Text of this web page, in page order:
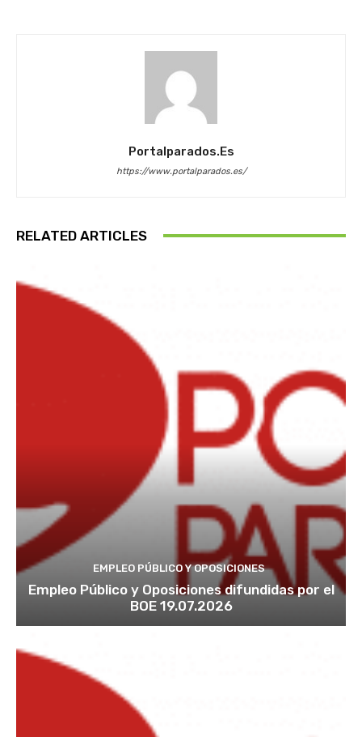
Portalparados.es
https://www.portalparados.es/
RELATED ARTICLES
EMPLEO PÚBLICO Y OPOSICIONES
Empleo Público y Oposiciones difundidas por el
BOE 19.07.2026